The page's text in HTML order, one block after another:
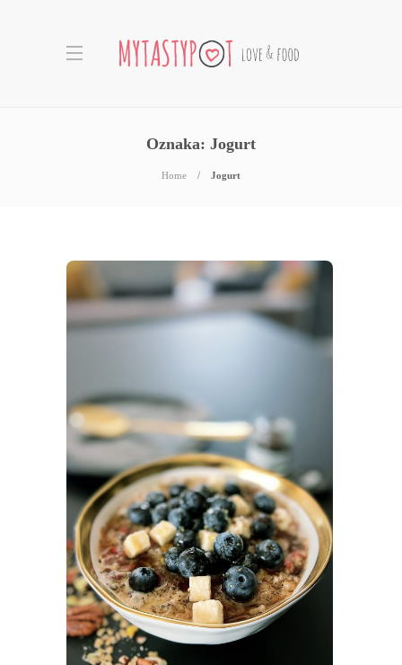
Oznaka: Jogurt
Home Jogurt